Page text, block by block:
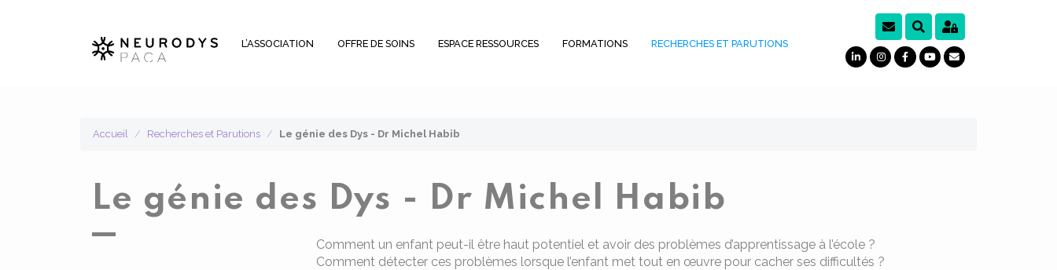
L’ASSOCIATION OFFRE DE SOINS ESPACE RESSOURCES FORMATIONS RECHERCHES ET PARUTIONS
Accueil Recherches et Parutions Le génie des Dys - Dr Michel Habib
Le génie des Dys - Dr Michel Habib
Comment un enfant peut-il être haut potentiel et avoir des problèmes d’apprentissage à l’école ?
Comment détecter ces problèmes lorsque l’enfant met tout en œuvre pour cacher ses difficultés ?